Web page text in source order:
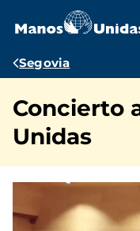
contenido
Ruta
navegación
Segovia
Concierto
Unidas